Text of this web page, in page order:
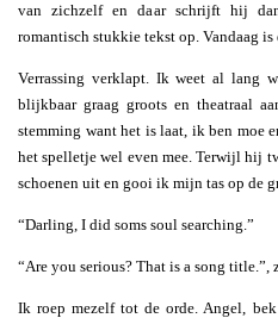
van zichzelf en daar schrijft hij
romantisch stukkie tekst op. Vandaag is
Verrassing verklapt. Ik weet al lang
blijkbaar graag groots en theatraal
stemming want het is laat, ik ben moe
het spelletje wel even mee. Terwijl hij
schoenen uit en gooi ik mijn tas op de
“Darling, I did soms soul searching.”
“Are you serious? That is a song title.”,
Ik roep mezelf tot de orde. Angel,